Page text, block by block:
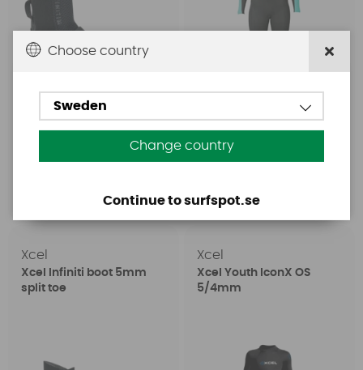
fr. 597 SEK
Köp!
1399 SEK
Köp!
Xcel
Xcel Infiniti boot 5mm
split toe
Xcel
Xcel Youth IconX OS
5/4mm
Choose country
Sweden
Change country
Continue to surfspot.se